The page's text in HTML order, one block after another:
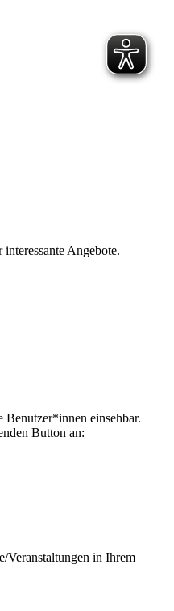
Angebote.
einsehbar.
Button an:
Veranstaltungen in Ihrem